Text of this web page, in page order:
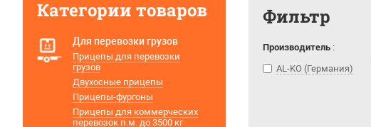
Фильтр
Производитель :
AL-KO (Германия)
Категории товаров
Для перевозки грузов
Прицепы для перевозки
грузов
Двухосные прицепы
Прицепы-фургоны
Прицепы для коммерческих
перевозок п.м. до 3500 кг